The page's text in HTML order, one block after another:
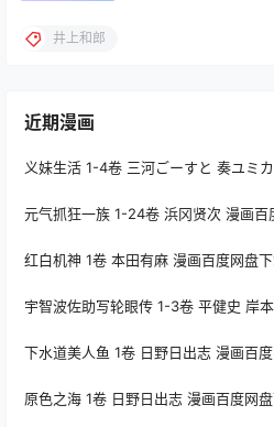
井上和郎
近期漫画
义妹生活 1-4卷 三河ごーすと 奏ユミ
元气抓狂一族 1-24卷 浜冈贤次 漫画百
红白机神 1卷 本田有麻 漫画百度网盘
宇智波佐助写轮眼传 1-3卷 平健史 岸
下水道美人鱼 1卷 日野日出志 漫画百
原色之海 1卷 日野日出志 漫画百度网